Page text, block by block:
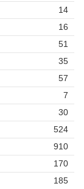
14
16
51
35
57
7
30
524
910
170
185